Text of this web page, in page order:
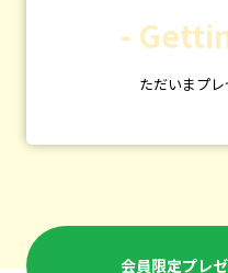
-
ただいまプレ
会員限定プレ